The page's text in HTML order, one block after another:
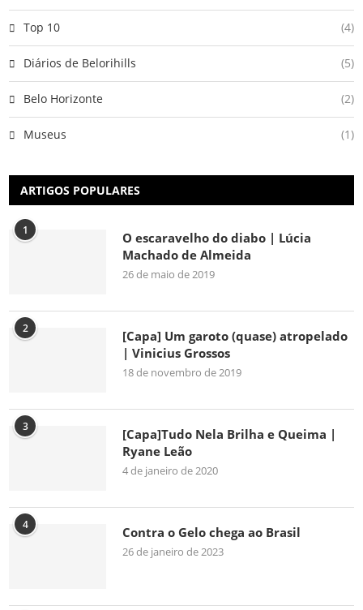
Top 10 (4)
Diários de Belorihills (5)
Belo Horizonte (2)
Museus (1)
ARTIGOS POPULARES
1
O escaravelho do diabo | Lúcia
Machado de Almeida
26 de maio de 2019
2
[Capa] Um garoto (quase) atropelado
| Vinicius Grossos
18 de novembro de 2019
3
[Capa]Tudo Nela Brilha e Queima |
Ryane Leão
4 de janeiro de 2020
4 Contra o Gelo chega ao Brasil
26 de janeiro de 2023